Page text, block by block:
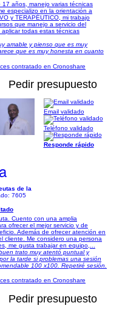
17 años, manejo varias técnicas
especializo en la orientación a
y TERAPÉUTICO, mi trabajo
que manejo a servicio del
todas estas técnicas
amable y pienso que es muy
que es muy honesta en cuanto
contratado en Cronoshare
Pedir presupuesto
de la
7605
Email validado
Teléfono validado
Responde rápido
Cuento con una amplia
ofrecer el mejor servicio y de
Además de ofrecer atención en
cliente. Me considero una persona
me gusta trabajar en equipo,...
trato muy atentó puntual y
la tarde si problemas una sesión
100 x100. Repetiré sesión.
contratado en Cronoshare
Pedir presupuesto